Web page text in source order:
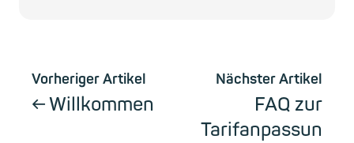
Vorheriger Artikel
Willkommen
Nächster Artikel
FAQ zur
Tarifanpassun